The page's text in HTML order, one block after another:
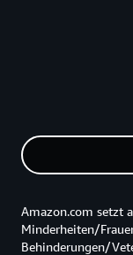
Amazon.com setzt
Minderheiten/
Behinderungen/